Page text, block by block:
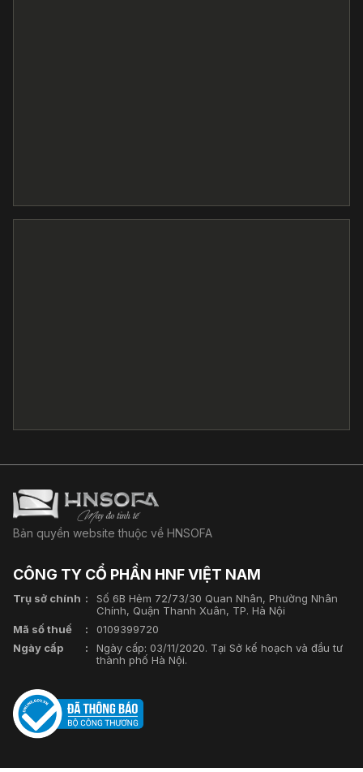
Bản quyền website thuộc về HNSOFA
CÔNG TY CỔ PHẦN HNF VIỆT NAM
Trụ sở chính
Số 6B Hẻm 72/73/30 Quan Nhân, Phường Nhân
Chính, Quận Thanh Xuân, TP. Hà Nội
Mã số thuế
0109399720
Ngày cấp
Ngày cấp: 03/11/2020. Tại Sở kế hoạch và đầu tư
thành phố Hà Nội.